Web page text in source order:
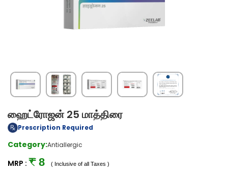
ஹைட்ரோஜன் 25 மாத்திரை
Prescription Required
Category:Antiallergic
MRP : ₹ 8 ( Inclusive of all Taxes )